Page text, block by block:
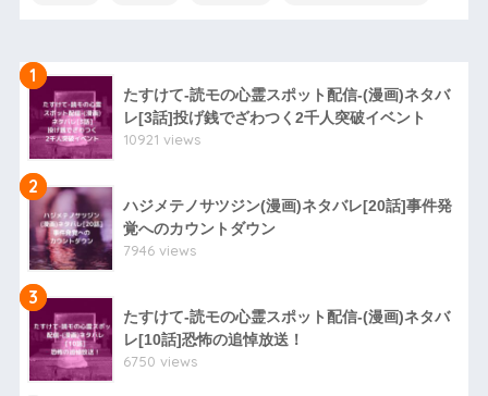
1
たすけて-読モの心霊スポット配信-(漫画)ネタバ
レ[3話]投げ銭でざわつく2千人突破イベント
10921 views
2
ハジメテノサツジン(漫画)ネタバレ[20話]事件発
覚へのカウントダウン
7946 views
3
たすけて-読モの心霊スポット配信-(漫画)ネタバ
レ[10話]恐怖の追悼放送！
6750 views